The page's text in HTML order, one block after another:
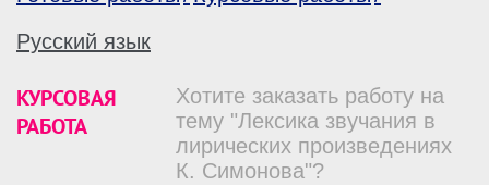
Русский язык
КУРСОВАЯ
РАБОТА
Хотите заказать работу на
тему "Лексика звучания в
лирических произведениях
К. Симонова"?